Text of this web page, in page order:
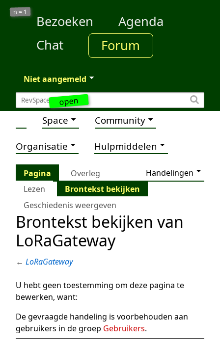
open
n = 1
Bezoeken
Agenda
Chat
Forum
Niet aangemeld
Space Community
Organisatie Hulpmiddelen
Pagina Overleg
Handelingen
Lezen
Brontekst bekijken
Geschiedenis weergeven
Brontekst bekijken van
LoRaGateway
← LoRaGateway
U hebt geen toestemming om deze pagina te
bewerken, want:
De gevraagde handeling is voorbehouden aan
gebruikers in de groep Gebruikers.